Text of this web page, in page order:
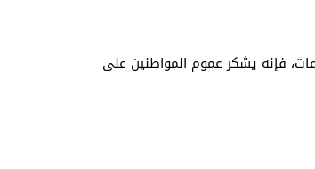
فإنه يشكر عموم المواطنين على